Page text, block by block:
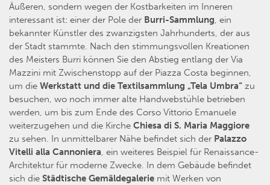
Äußeren, sondern wegen der Kostbarkeiten im Inneren
interessant ist: einer der Pole der Burri-Sammlung, ein
bekannter Künstler des zwanzigsten Jahrhunderts, der aus
der Stadt stammte. Nach den stimmungsvollen Kreationen
des Meisters Burri können Sie den Abstieg entlang der Via
Mazzini mit Zwischenstopp auf der Piazza Costa beginnen,
um die Werkstatt und die Textilsammlung „Tela Umbra“ zu
besuchen, wo noch immer alte Handwebstühle betrieben
werden, um bis zum Ende des Corso Vittorio Emanuele
weiterzugehen und die Kirche Chiesa di S. Maria Maggiore
zu sehen. In unmittelbarer Nähe befindet sich der Palazzo
Vitelli alla Cannoniera, ein weiteres Beispiel für Renaissance-
Architektur für moderne Zwecke. In dem Gebäude befindet
sich die Städtische Gemäldegalerie mit Werken von